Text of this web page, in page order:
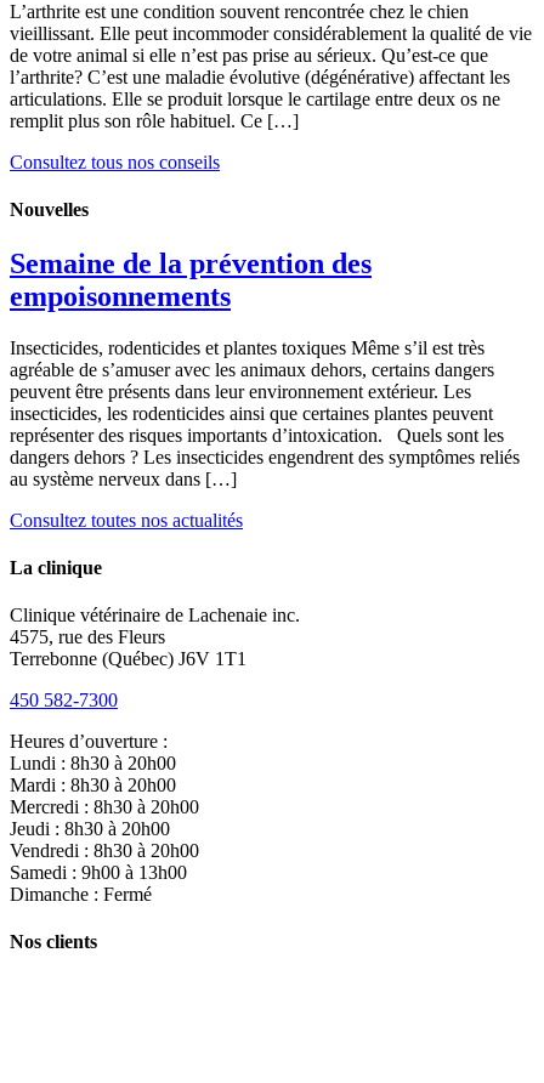
L’arthrite est une condition souvent rencontrée chez le chien
vieillissant. Elle peut incommoder considérablement la qualité de vie
de votre animal si elle n’est pas prise au sérieux. Qu’est-ce que
l’arthrite? C’est une maladie évolutive (dégénérative) affectant les
articulations. Elle se produit lorsque le cartilage entre deux os ne
remplit plus son rôle habituel. Ce […]
Consultez tous nos conseils
Nouvelles
Semaine de la prévention des
empoisonnements
Insecticides, rodenticides et plantes toxiques Même s’il est très
agréable de s’amuser avec les animaux dehors, certains dangers
peuvent être présents dans leur environnement extérieur. Les
insecticides, les rodenticides ainsi que certaines plantes peuvent
représenter des risques importants d’intoxication. Quels sont les
dangers dehors ? Les insecticides engendrent des symptômes reliés
au système nerveux dans […]
Consultez toutes nos actualités
La clinique
Clinique vétérinaire de Lachenaie inc.
4575, rue des Fleurs
Terrebonne (Québec) J6V 1T1
450 582-7300
Heures d’ouverture :
Lundi : 8h30 à 20h00
Mardi : 8h30 à 20h00
Mercredi : 8h30 à 20h00
Jeudi : 8h30 à 20h00
Vendredi : 8h30 à 20h00
Samedi : 9h00 à 13h00
Dimanche : Fermé
Nos clients